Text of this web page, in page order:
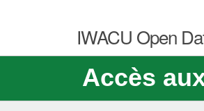
IWACU Open
Accès